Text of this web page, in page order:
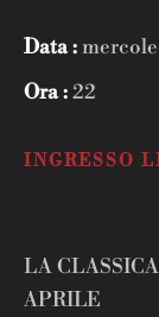
Data :
Ora :22
INGRESSO
LA
APRILE